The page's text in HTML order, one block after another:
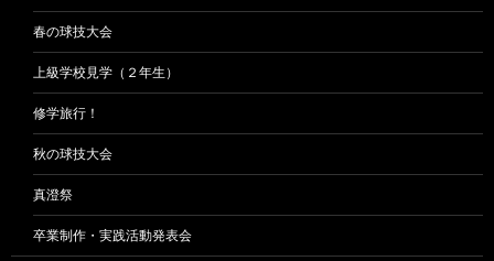
春の球技大会
上級学校見学（２年生）
修学旅行！
秋の球技大会
真澄祭
卒業制作・実践活動発表会